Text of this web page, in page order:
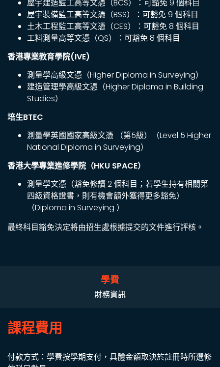
屋宇建造監工高等文憑（BCS）：可豁免 9 個科目
屋宇裝備監工高等文憑（BSS）：可豁免 9 個科目
土木工程監工高等文憑（CES）：可豁免 8 個科目
工料測量高等文憑（QS）：可豁免 8 個科目
香港專業教育學院(IVE)
測量學高級文憑（Higher Diploma in Surveying）
建造管理學高級文憑（Higher Diploma in Building
Studies）
培生BTEC
測量學英國國家高級文憑 （第5級）（Level 5 Higher
National Diploma in Surveying）
香港大學專業進修學院（HKU SPACE）
測量學文憑（豁免修讀 2 個科目；若學生持有相關第
四級資格證書，則有機會額外獲得更多豁免）
（Diploma in Surveying ）
最終科目豁免決定將由招生處根據提交的文件進行評核。
學費
財務資訊
課程費用
付款方式：學費按學期支付，具體金額取決於註冊時所選修